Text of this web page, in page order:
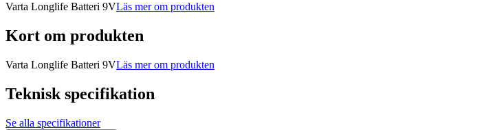
Varta Longlife Batteri 9VLäs mer om produkten
Kort om produkten
Varta Longlife Batteri 9VLäs mer om produkten
Teknisk specifikation
Se alla specifikationer